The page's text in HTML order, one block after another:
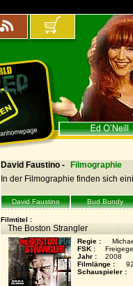
David Faustino -
Filmographie
In der Filmographie finden sich
David Faustino Bud Bundy
Filmtitel :
The Boston Strangler
Regie :
FSK :
Jahr :
2008
Filmlänge :
Schauspieler :